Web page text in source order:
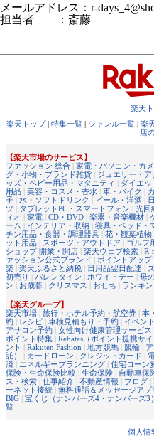
メールアドレス：r-
担当者 ：斎藤
楽天
楽天トップ| 特集一覧 | ジャンル一覧 | 楽
店
【楽天市場のサービス】
ファッション 総合 | 家電・パソコン・カ
グ・小物・ブランド雑貨 | ジュエリー・ア
ッズ・ベビー用品・マタニティ | ダイエッ
用品 | 美容・コスメ・香水 | 車・バイク |
子 | 水・ソフトドリンク | ビール・洋酒 |
ツ | タブレットPC・スマートフォン | 光回
ィオ | 家電 | CD・DVD | 楽器・音楽機材 |
ーム | インテリア・収納 | 寝具・ベッド・
チン用品・食器・調理器具 | 花・観葉植物
ット用品 | スポーツ・アウトドア | ゴルフ
ショップ 開業・開店 | 楽天ウェブ検索 | R-
ァッション公式ブランド | ポイントアップ
楽 | 楽天ふるさと納税 | 日用品翌日配達 |
初売り | バレンタイン | ホワイトデー | 母
ン | お歳暮 | クリスマス | おせち | ランキ
【楽天グループ】
楽天市場 | 旅行・ホテル予約・航空券 | 本
約 | レシピ | 車検見積もり・予約 | イベン
アサロン予約 | 女性向け健康管理サービス
ポイント特集 | Rebates（ポイント提携サイ
ント | Rakuten Fashion | 地方競馬 | 競輪 |
託）
| カードローン | クレジットカード |
済 | エネルギープランニング | 住宅ローン
保険・生命保険比較 | 生命保険 | 自動車保
ス・検索 | 仕事紹介 | 不動産情報 | ブログ |
ーネット接続 | 無料通話＆メッセージアプ
BIG | 宝くじ（ナンバーズ4・ナンバーズ3）
覧
個人情